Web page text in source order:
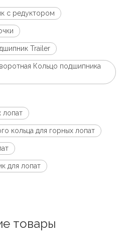
с редуктором
Trailer
Кольцо подшипника
лопат
кольца для горных лопат
для лопат
товары